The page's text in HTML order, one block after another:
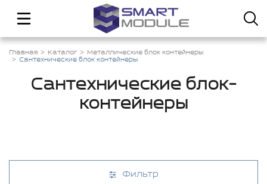
Главная Каталог
Металлические блок контейнеры
Сантехнические блок контейнеры
Сантехнические блок-
контейнеры
Фильтр